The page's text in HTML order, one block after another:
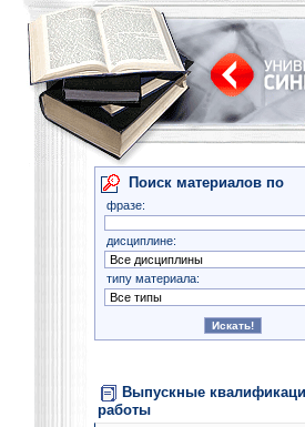
Поиск материалов по
фразе:
дисциплине:
типу материала:
Выпускные
работы